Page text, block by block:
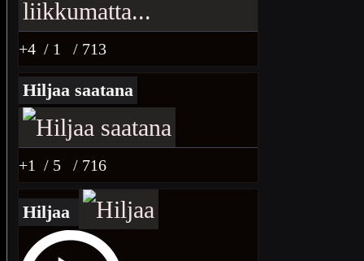
+4 / 1 / 713
Hiljaa saatana
+1 / 5 / 716
Hiljaa